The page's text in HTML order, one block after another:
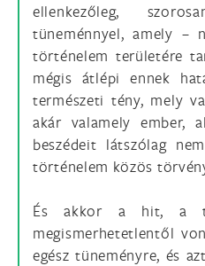
ellenkezőleg,
tüneménnyel, amely –
történelem területére
mégis átlépi ennek
természeti tény, mely
akár valamely ember,
beszédeit látszólag
történelem közös
És akkor a hit, a
megismerhetetlentől
egész tüneményre, és